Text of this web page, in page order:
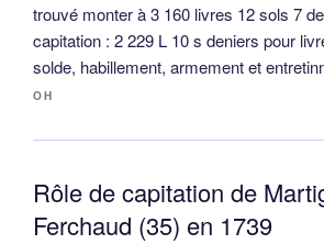
trouvé monter à 3 160 livres 12 sols 7
capitation : 2 229 L 10 s deniers pour
solde, habillement, armement et
OH
Rôle de capitation de
Ferchaud (35) en 1739